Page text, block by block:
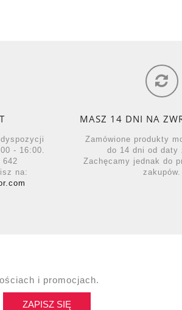
- 16:00.
642
na:
MASZ 14 DNI NA
Zamówione produkty
do 14 dni od daty
Zachęcamy jednak do
zakupów.
i promocjach.
ZAPISZ SIĘ